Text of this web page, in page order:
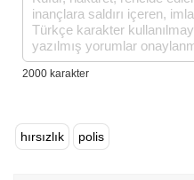
hırsızlık polis